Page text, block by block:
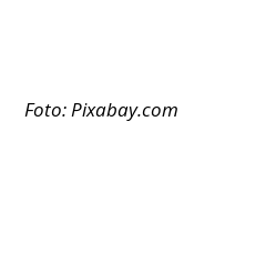
Foto: Pixabay.com